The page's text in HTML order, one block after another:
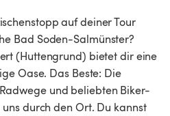
auf deiner Tour
Bad Soden-Salmünster?
(Huttengrund) bietet dir eine
Oase. Das Beste: Die
und beliebten Biker-
durch den Ort. Du kannst